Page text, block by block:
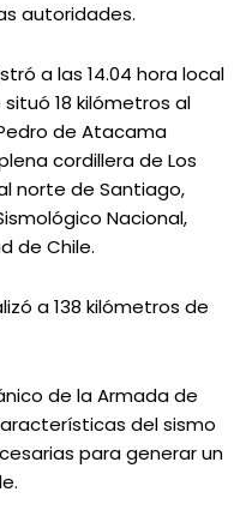
autoridades.
a las 14.04 hora local
18 kilómetros al
de Atacama
cordillera de Los
norte de Santiago,
Nacional,
de Chile.
a 138 kilómetros de
de la Armada de
del sismo
para generar un